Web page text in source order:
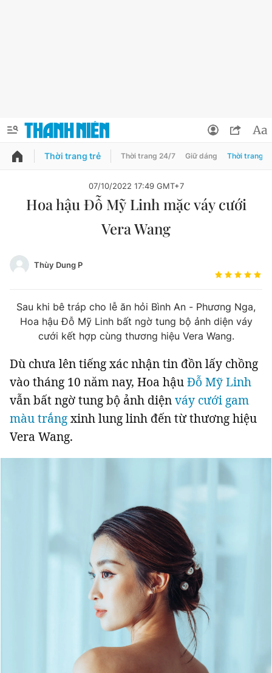
PODCAST QUẢNG CÁO
Chuyên mục khác
Tin thị trường Tin 360
Video Podcasts
Magazine
Liên hệ quảng cáo
Đọc Thanh Niên trên điện thoại
Thông tin tài khoản
Đăng xuất
Thời trang trẻ Thời trang 24/7 Giữ dáng Thời trang
07/10/2022 17:49 GMT+7
Hoa hậu Đỗ Mỹ Linh mặc váy cưới
Vera Wang
Thùy Dung P
Sau khi bê tráp cho lễ ăn hỏi Bình An - Phương Nga,
Hoa hậu Đỗ Mỹ Linh bất ngờ tung bộ ảnh diện váy
cưới kết hợp cùng thương hiệu Vera Wang.
Dù chưa lên tiếng xác nhận tin đồn lấy chồng
vào tháng 10 năm nay, Hoa hậuĐỗ Mỹ Linh
vẫn bất ngờ tung bộ ảnh diệnváy cưới gam
màu trắngxinh lung linh đến từ thương hiệu
Vera Wang.